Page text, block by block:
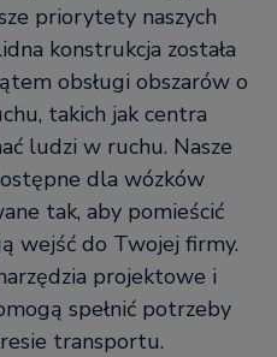
priorytety naszych
konstrukcja została
obsługi obszarów o
takich jak centra
ludzi w ruchu. Nasze
dla wózków
tak, aby pomieścić
wejść do Twojej firmy.
projektowe i
spełnić potrzeby
transportu.